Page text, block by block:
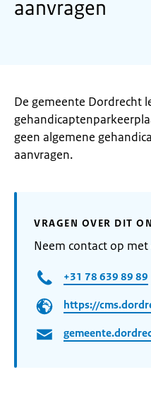
aanvragen
De gemeente Dordrecht
geen algemene
aanvragen.
VRAGEN OVER DIT
Neem contact op
+31 78 639 89 89
https://